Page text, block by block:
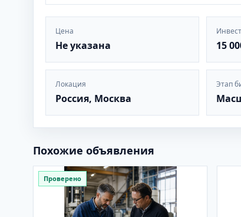
Цена
Не указана 15
Локация
Россия, Москва
Этап
Похожие объявления
Проверено